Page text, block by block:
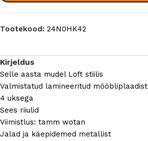
Tootekood: 24N0HK42
Kirjeldus
Selle aasta mudel Loft stiilis
Valmistatud lamineeritud mööbliplaadist
4 uksega
Sees riiulid
Viimistlus: tamm wotan
Jalad ja käepidemed metallist